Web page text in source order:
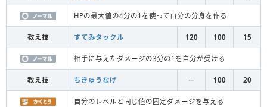
HPの最大値の4分の1を使って自分の分身を作る
教え技 すてみタックル 120 100 15
相手に与えたダメージの3分の1を自分が受ける
教え技 ちきゅうなげ － 100 20
自分のレベルと同じ値の固定ダメージを与える